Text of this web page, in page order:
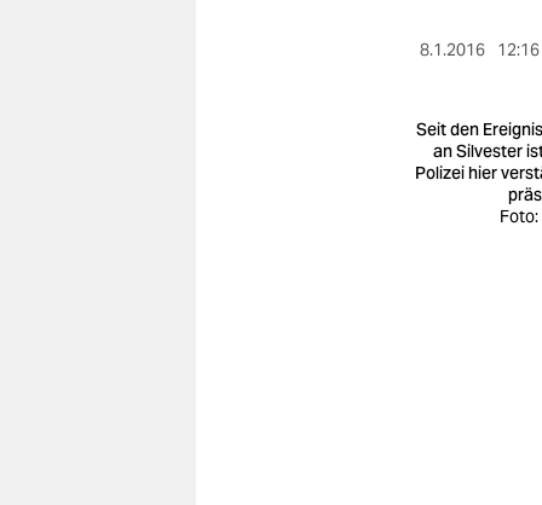
8.1.2016
Seit den
an Silvester
Polizei hier